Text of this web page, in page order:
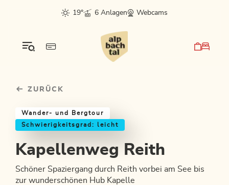
sr.skip-to.main-content
sr.skip-to.table-of-contents
sr.skip-to.main-navigation
19°
6 Anlagen Webcams
ZURÜCK
Wander- und Bergtour
Schwierigkeitsgrad: leicht
Kapellenweg Reith
Schöner Spaziergang durch Reith vorbei am See bis
zur wunderschönen Hub Kapelle